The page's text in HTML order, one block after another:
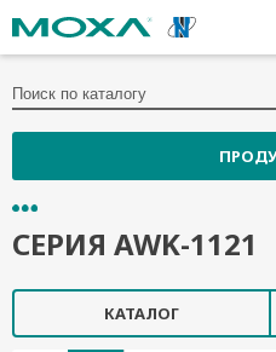
СЕРИЯ AWK-1121
КАТАЛОГ